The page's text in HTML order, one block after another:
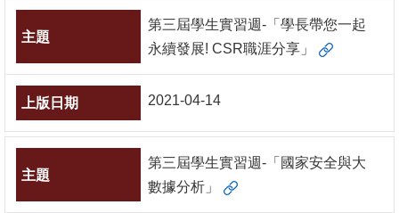
第三屆學生實習週-「學長帶您一起
永續發展! CSR職涯分享」
2021-04-14
第三屆學生實習週-「國家安全與大
數據分析」